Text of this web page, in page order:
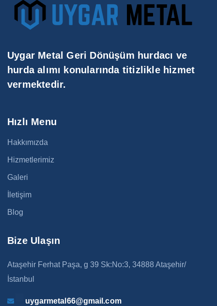
Uygar Metal Geri Dönüşüm hurdacı ve
hurda alımı konularında titizlikle hizmet
vermektedir.
Hızlı Menu
Hakkımızda
Hizmetlerimiz
Galeri
İletişim
Blog
Bize Ulaşın
Ataşehir Ferhat Paşa, g 39 Sk:No:3, 34888 Ataşehir/
İstanbul
uygarmetal66@gmail.com